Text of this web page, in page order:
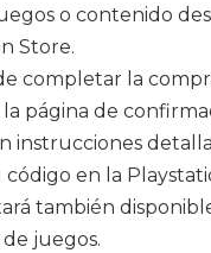
o contenido
Store.
completar la
página de
instrucciones
en la
también
juegos.